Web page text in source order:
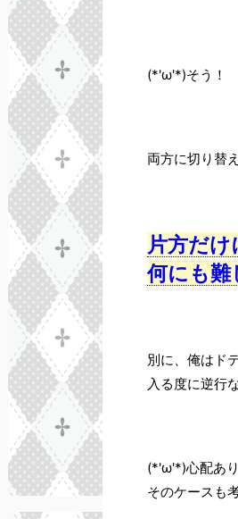
(*'ω'*)そう！
両方に切り替
片方だ
何にも難
別に、俺はド
入る度に逆行
(*'ω'*)心配あり
そのケースも